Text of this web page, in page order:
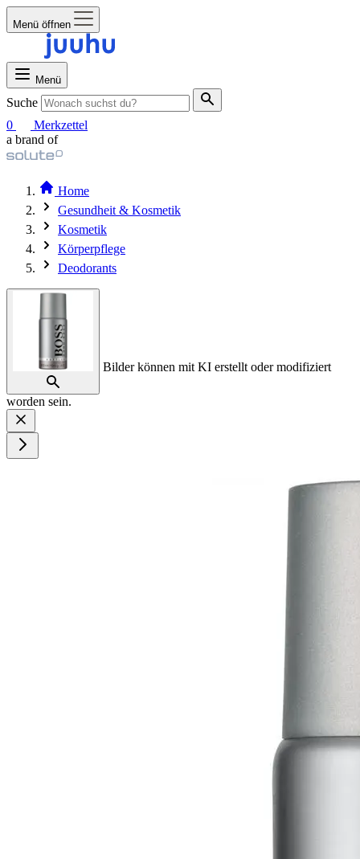
Menü öffnen
Menü
Suche
0
Merkzettel
a brand of
Home
Gesundheit & Kosmetik
Kosmetik
Körperpflege
Deodorants
Bilder können mit KI erstellt oder modifiziert
worden sein.